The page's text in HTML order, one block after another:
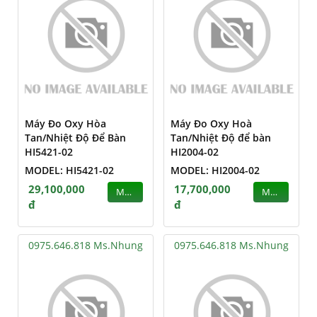
Máy Đo Oxy Hòa
Tan/Nhiệt Độ Để Bàn
HI5421-02
MODEL: HI5421-02
29,100,000
đ
MUA
Máy Đo Oxy Hoà
Tan/Nhiệt Độ để bàn
HI2004-02
MODEL: HI2004-02
17,700,000
đ
MUA
0975.646.818 Ms.Nhung 0975.646.818 Ms.Nhung